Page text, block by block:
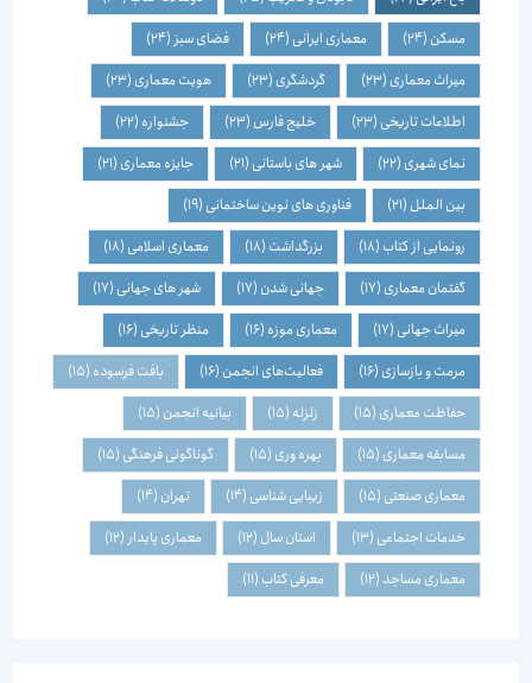
مسکن(24) معماری ایرانی(24) فضای سبز(24)
میراث معماری(23) گردشگری(23) هویت معماری(23)
اطلاعات تاریخی(23) خلیج فارس(23) جشنواره(22)
نمای شهری(22) شهر های باستانی(21) جایزه معماری(21)
بین الملل(21) فناوری های نوین ساختمانی(19)
رونمایی از کتاب(18) بزرگداشت(18) معماری اسلامی(18)
گفتمان معماری(17) جهانی شدن(17) شهر های جهانی(17)
میراث جهانی(17) معماری موزه(16) منظر تاریخی(16)
مرمت و بازسازی(16) فعالیت‌های انجمن(16) بافت فرسوده(15)
حفاظت معماری(15) زلزله(15) بیانیه انجمن(15)
مسابقه معماری(15) بهره وری(15) گوناگونی فرهنگی(15)
معماری صنعتی(15) زیبایی شناسی(14) تهران(14)
خدمات اجتماعی(13) استان سال(12) معماری پایدار(12)
معماری مساجد(12) معرفی کتاب(11)